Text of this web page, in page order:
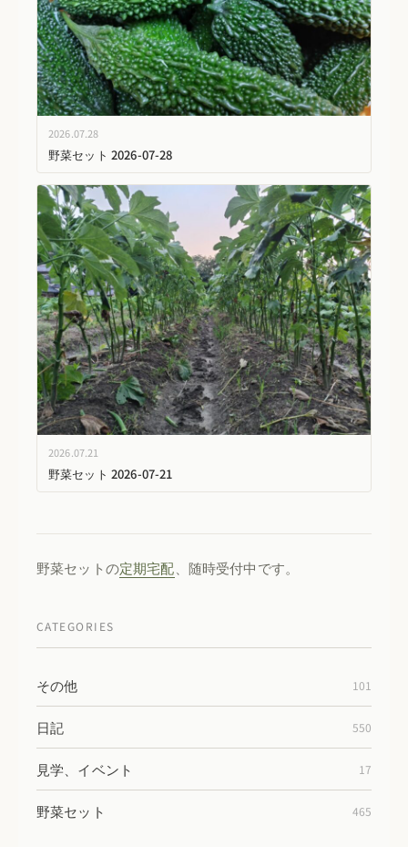
2026.07.28
野菜セット 2026-07-28
2026.07.21
野菜セット 2026-07-21
野菜セットの定期宅配 、随時受付中です。
CATEGORIES
その他 101
日記 550
見学、イベント 17
野菜セット 465